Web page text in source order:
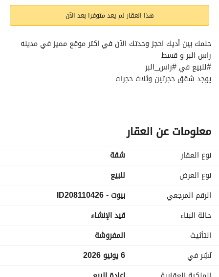
هذا العقار لم يعد متوفرا بعد الآن
راس البر و قسط
#للبيع في #راس_البر
يوجد شقق حجرتين وثلاث حجرات
استلام #تشطيب سوبر #لوكس
من المالك مباشر
جولدن هوم
للمعاينه والاستعلام
عرض معلومات الاتصال عرض معلومات الاتصال #(
معلومات عن العقار
نوع العقار
شقة
نوع العرض
للبيع
الرقم المرجعي
بيوت - ID208110426
حالة البناء
قيد الإنشاء
التأثيث
المفروشة
نُشِر في
6 يونيو 2026